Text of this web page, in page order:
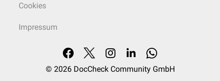
Cookies
Impressum
© 2026 DocCheck Community GmbH